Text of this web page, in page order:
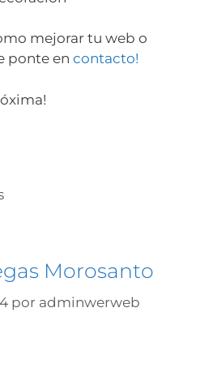
mejorar tu web o
ponte en contacto!
Morosanto
por adminwerweb